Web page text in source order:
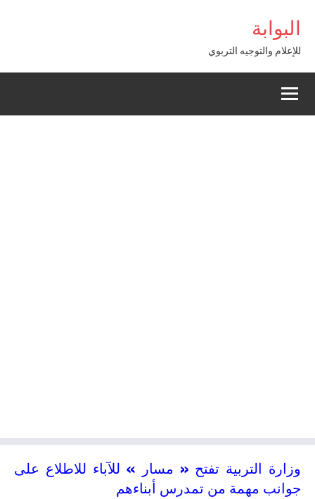
contenu
البوابة
للإعلام والتوجيه التربوي
وزارة التربية تفتح « مسار » للآباء للاطلاع على
جوانب مهمة من تمدرس أبناءهم